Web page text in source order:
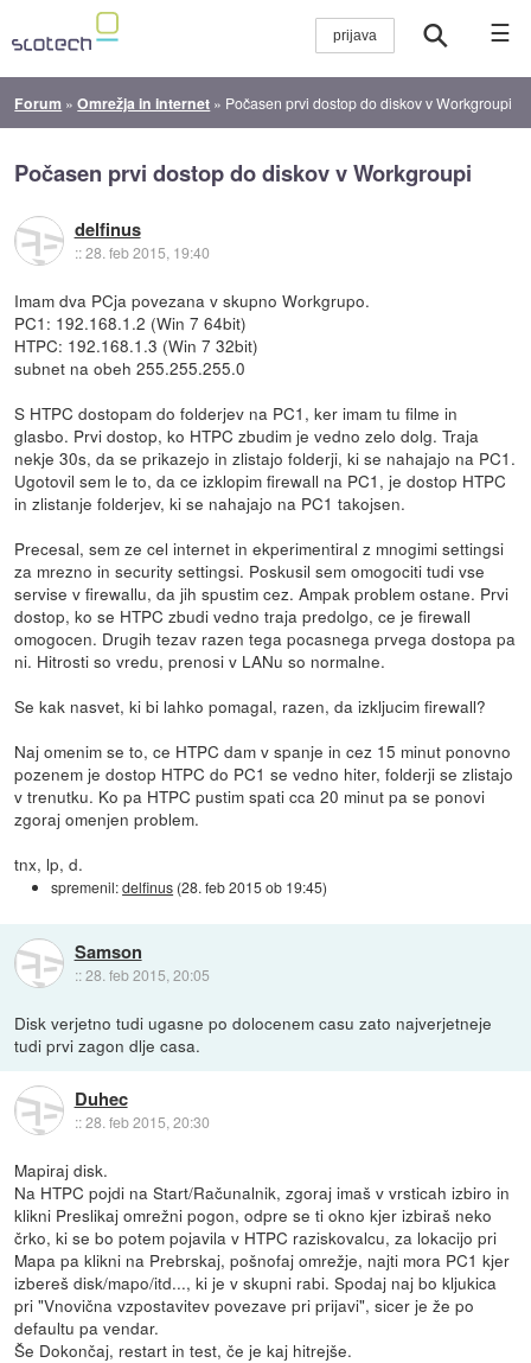
☰
Forum »Omrežja in internet » Počasen prvi dostop do diskov v Workgroupi
Počasen prvi dostop do diskov v Workgroupi
delfinus
::28. feb 2015, 19:40
Imam dva PCja povezana v skupno Workgrupo.
PC1: 192.168.1.2 (Win 7 64bit)
HTPC: 192.168.1.3 (Win 7 32bit)
subnet na obeh 255.255.255.0
S HTPC dostopam do folderjev na PC1, ker imam tu filme in
glasbo. Prvi dostop, ko HTPC zbudim je vedno zelo dolg. Traja
nekje 30s, da se prikazejo in zlistajo folderji, ki se nahajajo na PC1.
Ugotovil sem le to, da ce izklopim firewall na PC1, je dostop HTPC
in zlistanje folderjev, ki se nahajajo na PC1 takojsen.
Precesal, sem ze cel internet in ekperimentiral z mnogimi settingsi
za mrezno in security settingsi. Poskusil sem omogociti tudi vse
servise v firewallu, da jih spustim cez. Ampak problem ostane. Prvi
dostop, ko se HTPC zbudi vedno traja predolgo, ce je firewall
omogocen. Drugih tezav razen tega pocasnega prvega dostopa pa
ni. Hitrosti so vredu, prenosi v LANu so normalne.
Se kak nasvet, ki bi lahko pomagal, razen, da izkljucim firewall?
Naj omenim se to, ce HTPC dam v spanje in cez 15 minut ponovno
pozenem je dostop HTPC do PC1 se vedno hiter, folderji se zlistajo
v trenutku. Ko pa HTPC pustim spati cca 20 minut pa se ponovi
zgoraj omenjen problem.
tnx, lp, d.
spremenil:delfinus (28. feb 2015 ob 19:45)
Samson
::28. feb 2015, 20:05
Disk verjetno tudi ugasne po dolocenem casu zato najverjetneje
tudi prvi zagon dlje casa.
Duhec
::28. feb 2015, 20:30
Mapiraj disk.
Na HTPC pojdi na Start/Računalnik, zgoraj imaš v vrsticah izbiro in
klikni Preslikaj omrežni pogon, odpre se ti okno kjer izbiraš neko
črko, ki se bo potem pojavila v HTPC raziskovalcu, za lokacijo pri
Mapa pa klikni na Prebrskaj, pošnofaj omrežje, najti mora PC1 kjer
izbereš disk/mapo/itd..., ki je v skupni rabi. Spodaj naj bo kljukica
pri "Vnovična vzpostavitev povezave pri prijavi", sicer je že po
defaultu pa vendar.
Še Dokončaj, restart in test, če je kaj hitrejše.